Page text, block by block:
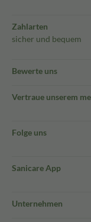
Zahlarten
sicher und bequem
Bewerte uns
Vertraue unserem
Folge uns
Sanicare App
Unternehmen